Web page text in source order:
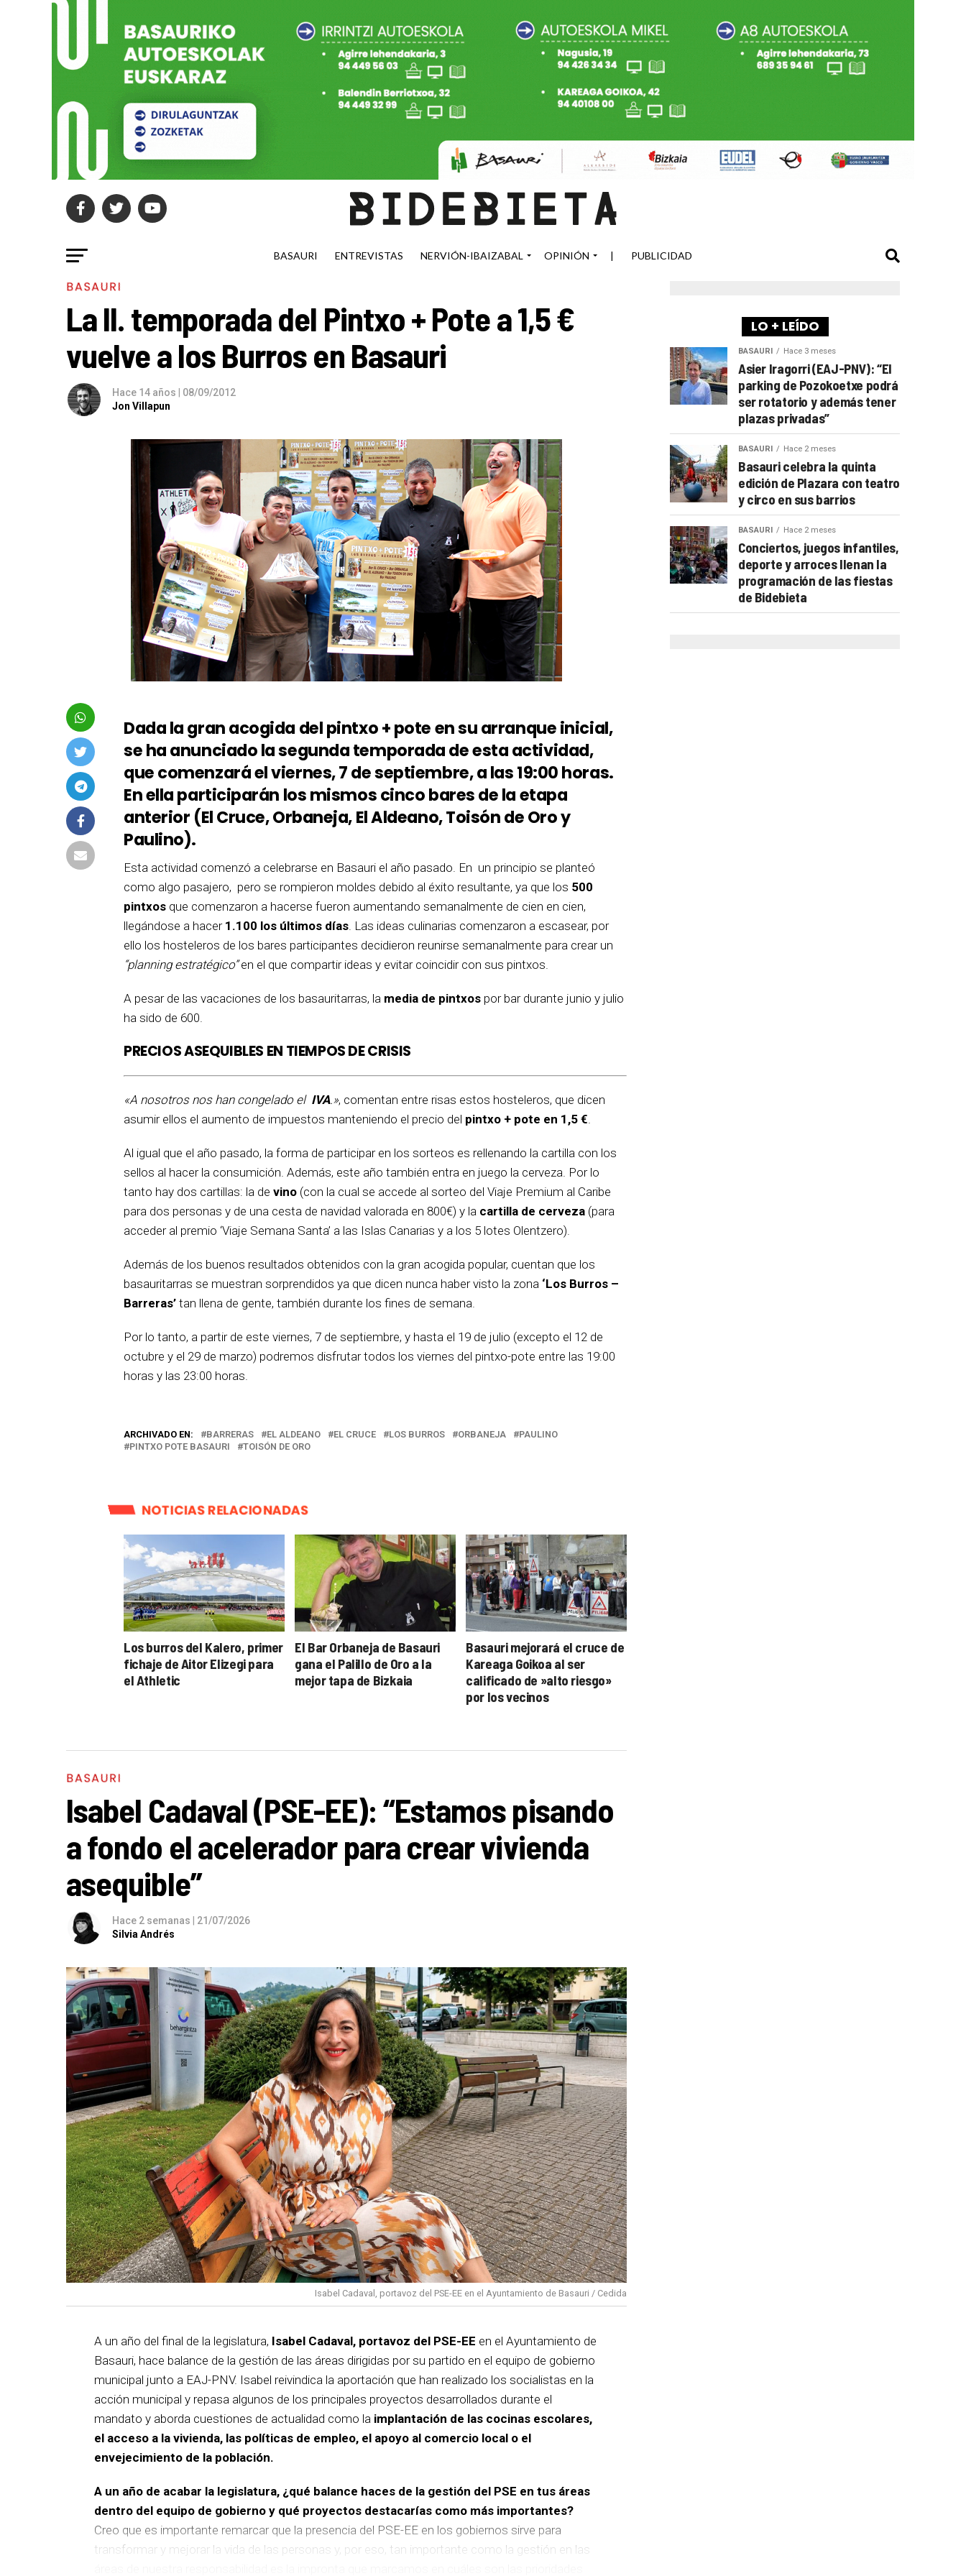
BASAURI ENTREVISTAS NERVIÓN-IBAIZABAL OPINIÓN | PUBLICIDAD
BASAURI
La II. temporada del Pintxo + Pote a 1,5 €
vuelve a los Burros en Basauri
Hace 14 años | 08/09/2012
Jon Villapun
Dada la gran acogida del pintxo + pote en su arranque inicial,
se ha anunciado la segunda temporada de esta actividad,
que comenzará el viernes, 7 de septiembre, a las 19:00 horas.
En ella participarán los mismos cinco bares de la etapa
anterior (El Cruce, Orbaneja, El Aldeano, Toisón de Oro y
Paulino).
Esta actividad comenzó a celebrarse en Basauri el año pasado. En un principio se planteó
como algo pasajero, pero se rompieron moldes debido al éxito resultante, ya que los 500
pintxos que comenzaron a hacerse fueron aumentando semanalmente de cien en cien,
llegándose a hacer1.100 los últimos días . Las ideas culinarias comenzaron a escasear, por
ello los hosteleros de los bares participantes decidieron reunirse semanalmente para crear un
“planning estratégico”en el que compartir ideas y evitar coincidir con sus pintxos.
A pesar de las vacaciones de los basauritarras, la media de pintxos por bar durante junio y julio
ha sido de 600.
PRECIOS ASEQUIBLES EN TIEMPOS DE CRISIS
«A nosotros nos han congelado el IVA.», comentan entre risas estos hosteleros, que dicen
asumir ellos el aumento de impuestos manteniendo el precio del pintxo + pote en 1,5 €.
Al igual que el año pasado, la forma de participar en los sorteos es rellenando la cartilla con los
sellos al hacer la consumición. Además, este año también entra en juego la cerveza. Por lo
tanto hay dos cartillas: la de vino (con la cual se accede al sorteo del Viaje Premium al Caribe
para dos personas y de una cesta de navidad valorada en 800€) y la cartilla de cerveza (para
acceder al premio ‘Viaje Semana Santa’ a las Islas Canarias y a los 5 lotes Olentzero).
Además de los buenos resultados obtenidos con la gran acogida popular, cuentan que los
basauritarras se muestran sorprendidos ya que dicen nunca haber visto la zona ‘Los Burros –
Barreras’ tan llena de gente, también durante los fines de semana.
Por lo tanto, a partir de este viernes, 7 de septiembre, y hasta el 19 de julio (excepto el 12 de
octubre y el 29 de marzo) podremos disfrutar todos los viernes del pintxo-pote entre las 19:00
horas y las 23:00 horas.
ARCHIVADO EN: BARRERAS EL ALDEANO EL CRUCE LOS BURROS ORBANEJA
PAULINO
PINTXO POTE BASAURI
TOISÓN DE ORO
NOTICIAS RELACIONADAS
Los burros del Kalero, primer
fichaje de Aitor Elizegi para
el Athletic
El Bar Orbaneja de Basauri
gana el Palillo de Oro a la
mejor tapa de Bizkaia
Basauri mejorará el cruce de
Kareaga Goikoa al ser
calificado de »alto riesgo»
por los vecinos
BASAURI
Isabel Cadaval (PSE-EE): “Estamos pisando
a fondo el acelerador para crear vivienda
asequible”
Hace 2 semanas
21/07/2026
Silvia Andrés
Isabel Cadaval, portavoz del PSE-EE en el Ayuntamiento de Basauri / Cedida
A un año del final de la legislatura, Isabel Cadaval, portavoz del PSE-EE en el Ayuntamiento de
Basauri, hace balance de la gestión de las áreas dirigidas por su partido en el equipo de gobierno
municipal junto a EAJ-PNV. Isabel reivindica la aportación que han realizado los socialistas en la
acción municipal y repasa algunos de los principales proyectos desarrollados durante el
mandato y aborda cuestiones de actualidad como la implantación de las cocinas escolares,
el acceso a la vivienda, las políticas de empleo, el apoyo al comercio local o el
envejecimiento de la población.
A un año de acabar la legislatura, ¿qué balance haces de la gestión del PSE en tus áreas
dentro del equipo de gobierno y qué proyectos destacarías como más importantes?
Creo que es importante remarcar que la presencia del PSE-EE en los gobiernos sirve para
transformar y mejorar la vida de las personas y, por eso, tan importante como la gestión en las
LO + LEÍDO
BASAURI Hace 3 meses
Asier Iragorri (EAJ-PNV): “El
parking de Pozokoetxe podrá
ser rotatorio y además tener
plazas privadas”
BASAURI Hace 2 meses
Basauri celebra la quinta
edición de Plazara con teatro
y circo en sus barrios
BASAURI Hace 2 meses
Conciertos, juegos infantiles,
deporte y arroces llenan la
programación de las fiestas
de Bidebieta